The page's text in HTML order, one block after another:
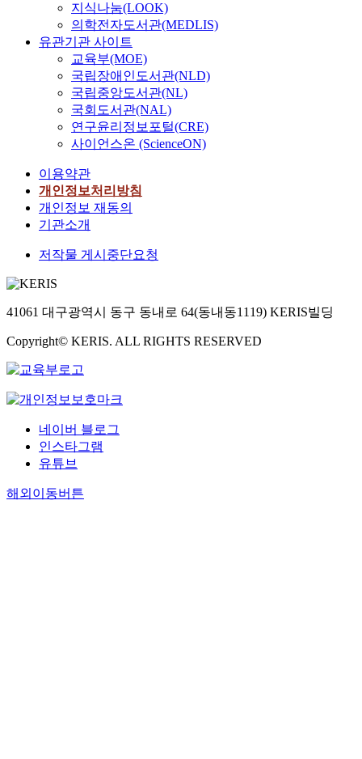
지식나눔(LOOK)
의학전자도서관(MEDLIS)
유관기관 사이트
교육부(MOE)
국립장애인도서관(NLD)
국립중앙도서관(NL)
국회도서관(NAL)
연구윤리정보포털(CRE)
사이언스온 (ScienceON)
이용약관
개인정보처리방침
개인정보 재동의
기관소개
저작물 게시중단요청
41061 대구광역시 동구 동내로 64(동내동1119) KERIS빌딩
Copyright© KERIS. ALL RIGHTS RESERVED
네이버 블로그
인스타그램
유튜브
해외이동버튼